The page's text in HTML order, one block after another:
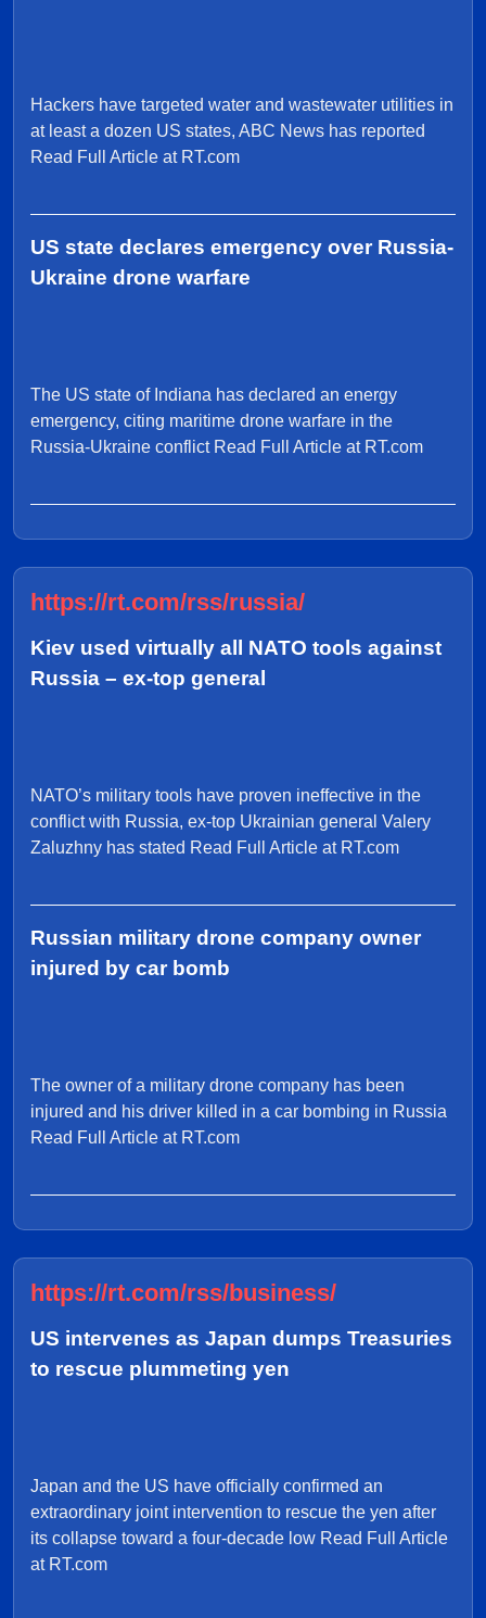
Hackers have targeted water and wastewater utilities in
at least a dozen US states, ABC News has reported
Read Full Article at RT.com
US state declares emergency over Russia-
Ukraine drone warfare
The US state of Indiana has declared an energy
emergency, citing maritime drone warfare in the
Russia-Ukraine conflict Read Full Article at RT.com
https://rt.com/rss/russia/
Kiev used virtually all NATO tools against
Russia – ex-top general
NATO’s military tools have proven ineffective in the
conflict with Russia, ex-top Ukrainian general Valery
Zaluzhny has stated Read Full Article at RT.com
Russian military drone company owner
injured by car bomb
The owner of a military drone company has been
injured and his driver killed in a car bombing in Russia
Read Full Article at RT.com
https://rt.com/rss/business/
US intervenes as Japan dumps Treasuries
to rescue plummeting yen
Japan and the US have officially confirmed an
extraordinary joint intervention to rescue the yen after
its collapse toward a four-decade low Read Full Article
at RT.com